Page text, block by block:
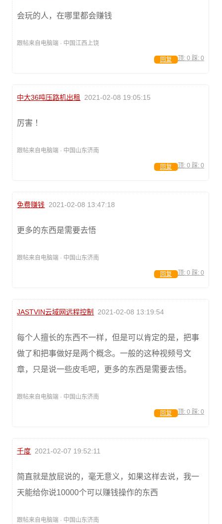
会玩的人，在哪里都会赚钱
跟帖来自电脑端 · 中国江西上饶
顶: 0 踩: 0
回复
中大36吨压路机出租 2021-02-08 19:05:15
厉害 ！
跟帖来自电脑端 · 中国山东济南
顶: 0 踩: 0
回复
免费赚钱 2021-02-08 13:47:18
更多的东西是需要去悟
跟帖来自电脑端 · 中国山东济南
顶: 0 踩: 0
回复
JASTVIN云域网远程控制 2021-02-08 13:19:54
每个人擅长的东西不一样，但是可以肯定的是，把事
做了和把事做好是两个概念。一般的这种视频号文
章，只是说一些皮毛吧，更多的东西是需要去悟。
跟帖来自电脑端 · 中国山东济南
顶: 0 踩: 0
回复
千度 2021-02-07 19:52:11
简直就是放屁说的，毫无意义，如果这样去说，我一
天能给你说10000个可以赚钱操作的东西
跟帖来自电脑端 · 中国山东济南